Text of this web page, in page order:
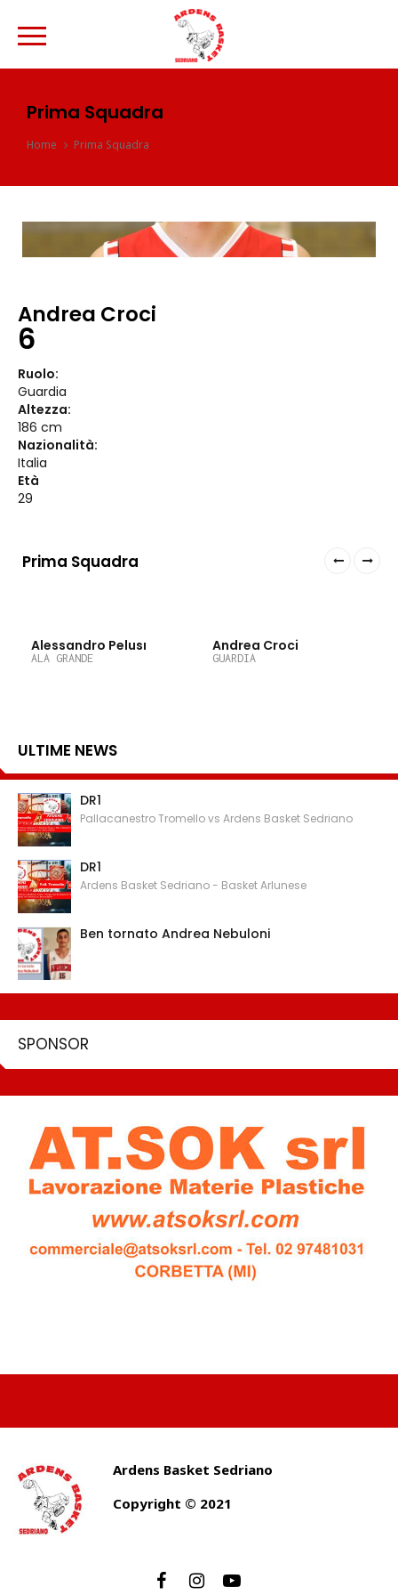
Prima Squadra
Home Prima Squadra
Andrea Croci
6
Ruolo:
Guardia
Altezza:
186 cm
Nazionalità:
Italia
Età
29
Prima Squadra
77
Alessandro Pelusi
ALA GRANDE
Andrea Croci
GUARDIA
ULTIME NEWS
DR1
Pallacanestro Tromello vs Ardens Basket Sedriano
DR1
Ardens Basket Sedriano - Basket Arlunese
Ben tornato Andrea Nebuloni
SPONSOR
Ardens Basket Sedriano
Copyright © 2021